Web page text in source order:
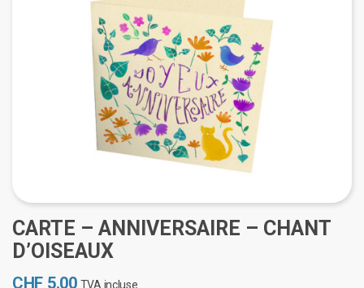
CARTE – ANNIVERSAIRE – CHANT
D’OISEAUX
CHF 5.00 TVA incluse